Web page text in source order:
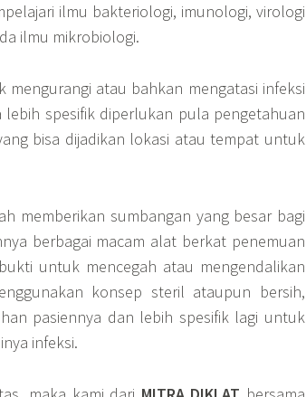
ilmu bakteriologi, imunologi, virologi
ilmu mikrobiologi.
atau bahkan mengatasi infeksi
spesifik diperlukan pula pengetahuan
bisa dijadikan lokasi atau tempat untuk
memberikan sumbangan yang besar bagi
berbagai macam alat berkat penemuan
untuk mencegah atau mengendalikan
konsep steril ataupun bersih,
pasiennya dan lebih spesifik lagi untuk
infeksi.